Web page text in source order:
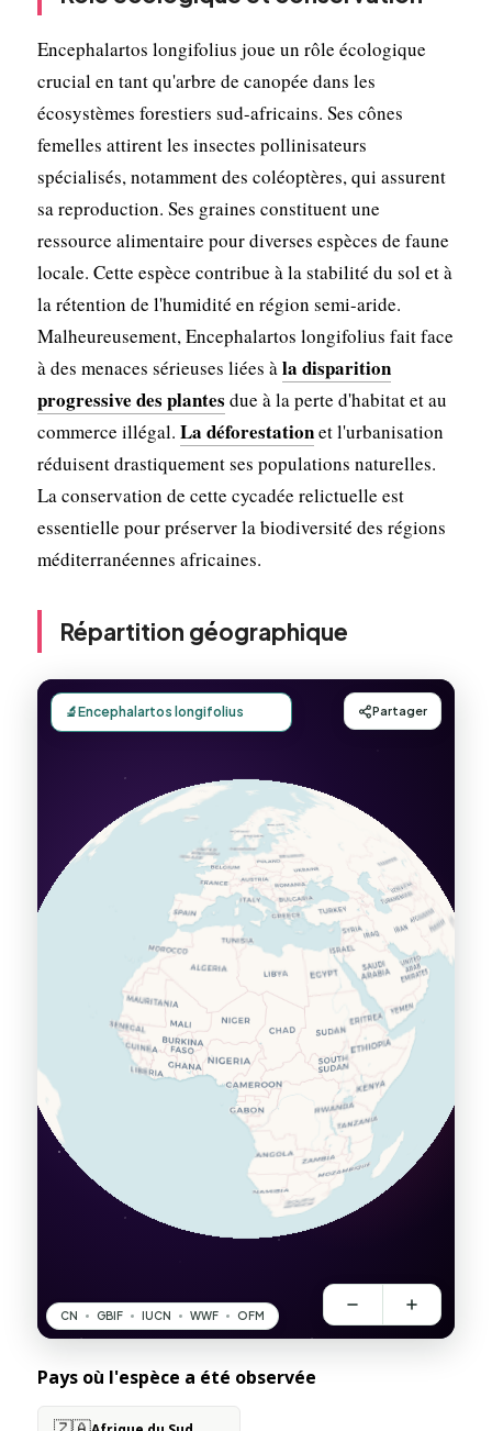
Encephalartos longifolius joue un rôle écologique
crucial en tant qu'arbre de canopée dans les
écosystèmes forestiers sud-africains. Ses cônes
femelles attirent les insectes pollinisateurs
spécialisés, notamment des coléoptères, qui assurent
sa reproduction. Ses graines constituent une
ressource alimentaire pour diverses espèces de faune
locale. Cette espèce contribue à la stabilité du sol et à
la rétention de l'humidité en région semi-aride.
Malheureusement, Encephalartos longifolius fait face
à des menaces sérieuses liées àla disparition
progressive des plantes due à la perte d'habitat et au
commerce illégal. La déforestationet l'urbanisation
réduisent drastiquement ses populations naturelles.
La conservation de cette cycadée relictuelle est
essentielle pour préserver la biodiversité des régions
méditerranéennes africaines.
Répartition géographique
Pays où l'espèce a été observée